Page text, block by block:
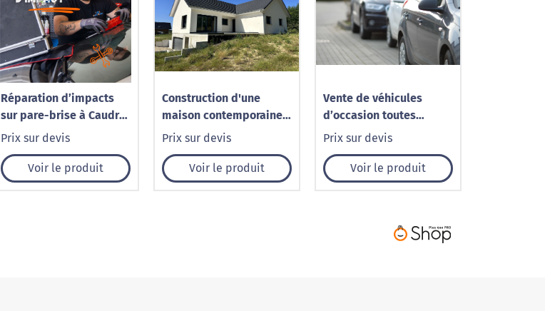
Réparation d’impacts
sur pare-brise à Caudry
– 1001 Pare-Brise
Prix sur devis
Voir le produit
Construction d'une
maison contemporaine
sur sous-sol à
Prix sur devis
Voir le produit
Vente de véhicules
d’occasion toutes
marques
Prix sur devis
Voir le produit